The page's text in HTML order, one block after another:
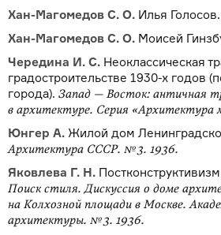
Хан-Магомедов С. О. Илья Голосов.
Хан-Магомедов С. О. Моисей
Чередина И. С. Неоклассическая
градострои­тельстве 1930-х годов
города). Запад — Восток: античная
в архитектуре. Серия «Архитектура
Юнгер А. Жилой дом
Архитектура СССР. № 3. 1936.
Яковлева Г. Н.
Поиск стиля. Дискуссия о доме
на Колхозной площади в Москве.
архитектуры. № 3. 1936.